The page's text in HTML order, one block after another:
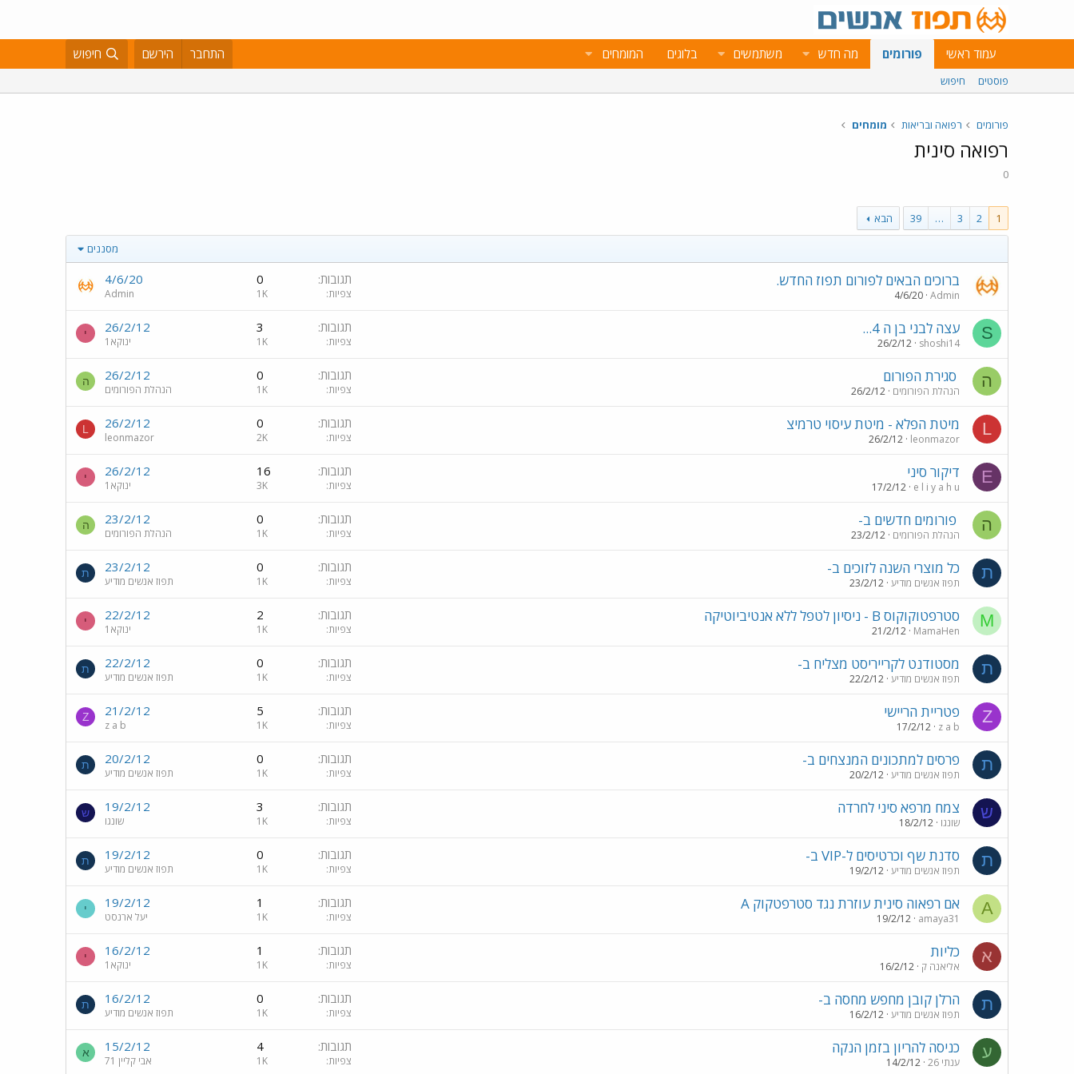
עמוד ראשי פורומים מה חדש משתמשים בלוגים המומחים התחבר הירשם חיפוש
פוסטים חיפוש
פורומים רפואה ובריאות מומחים
רפואה סינית
0
1
2
3
…
39 הבא
מסננים
ברוכים הבאים לפורום תפוז החדש.
Admin
4/6/20
תגובות 0
צפיות 1K
4/6/20
Admin
S עצה לבני בן ה 4...
shoshi14
26/2/12
תגובות 3
צפיות 1K
26/2/12
ינוקא1
י
ה סגירת הפורום
הנהלת הפורומים 26/2/12
תגובות 0
צפיות 1K
26/2/12
הנהלת הפורומים
ה
L מיטת הפלא - מיטת עיסוי טרמיצ
leonmazor
26/2/12
תגובות 0
צפיות 2K
26/2/12
leonmazor
L
E דיקור סיני
e l i y a h u
17/2/12
תגובות 16
צפיות 3K
26/2/12
ינוקא1
י
ה פורומים חדשים ב-
הנהלת הפורומים 23/2/12
תגובות 0
צפיות 1K
23/2/12
הנהלת הפורומים
ה
ת כל מוצרי השנה לזוכים ב-
תפוז אנשים מודיע 23/2/12
תגובות 0
צפיות 1K
23/2/12
תפוז אנשים מודיע
ת
M סטרפטוקוקוס B - ניסיון לטפל ללא אנטיביוטיקה
MamaHen
21/2/12
תגובות 2
צפיות 1K
22/2/12
ינוקא1
י
ת מסטודנט לקרייריסט מצליח ב-
תפוז אנשים מודיע 22/2/12
תגובות 0
צפיות 1K
22/2/12
תפוז אנשים מודיע
ת
Z פטריית הריישי
z a b
17/2/12
תגובות 5
צפיות 1K
21/2/12
z a b
Z
ת פרסים למתכונים המנצחים ב-
תפוז אנשים מודיע 20/2/12
תגובות 0
צפיות 1K
20/2/12
תפוז אנשים מודיע
ת
ש צמח מרפא סיני לחרדה
שונגו 18/2/12
תגובות 3
צפיות 1K
19/2/12
שונגו
ש
ת סדנת שף וכרטיסים ל-VIP ב-
תפוז אנשים מודיע 19/2/12
תגובות 0
צפיות 1K
19/2/12
תפוז אנשים מודיע
ת
A אם רפאוה סינית עוזרת נגד סטרפטקוק A
amaya31
19/2/12
תגובות 1
צפיות 1K
19/2/12
יעל ארנסט
י
א כליות
אליאנה ק 16/2/12
תגובות 1
צפיות 1K
16/2/12
ינוקא1
י
ת הרלן קובן מחפש מחסה ב-
תפוז אנשים מודיע 16/2/12
תגובות 0
צפיות 1K
16/2/12
תפוז אנשים מודיע
ת
ע כניסה להריון בזמן הנקה
ענתי 26 14/2/12
תגובות 4
צפיות 1K
15/2/12
אבי קליין 71
א